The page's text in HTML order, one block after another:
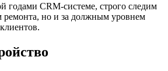
годами CRM-системе, строго следим
ремонта, но и за должным уровнем